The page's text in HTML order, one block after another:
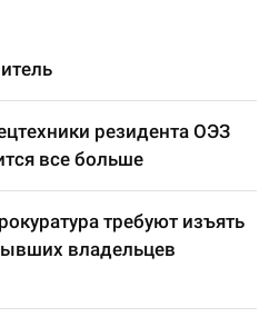
резидента ОЭЗ
все больше
требуют изъять
владельцев